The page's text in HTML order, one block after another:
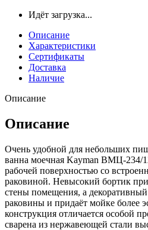
Идёт загрузка...
Описание
Характеристики
Сертификаты
Доставка
Наличие
Описание
Описание
Очень удобной для небольших
ванна моечная Kayman ВМЦ-234/
рабочей поверхностью со
раковиной. Невысокий бортик
стены помещения, а
раковины и придаёт мойке более
конструкция отличается особой
сварена из нержавеющей стали